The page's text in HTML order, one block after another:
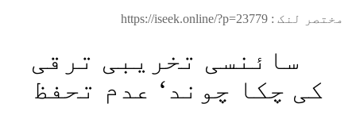
مختصر لنک : https://iseek.online/?p=23779
سائنسی تخریبی ترقی
کی چکا چوند‘ عدم تحفظ